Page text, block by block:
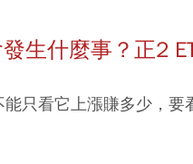
生什麼事？正2
能只看它上漲賺多少，